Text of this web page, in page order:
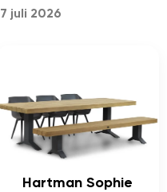
7 juli 2026
Hartman Sophie